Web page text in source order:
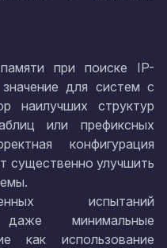
при поиске IP-
для систем с
наилучших структур
или префиксных
конфигурация
существенно улучшить
испытаний
минимальные
как использование